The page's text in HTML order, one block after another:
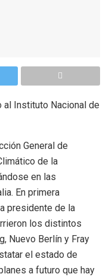
al Instituto Nacional de
General de
de la
en las
En primera
presidente de la
los distintos
Nuevo Berlín y Fray
el estado de
a futuro que hay